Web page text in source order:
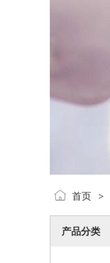
首页 >
产品分类